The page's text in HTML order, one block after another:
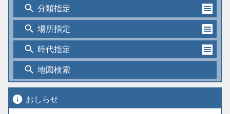
search 分類指定
search 場所指定
search 時代指定
search 地図検索
info おしらせ